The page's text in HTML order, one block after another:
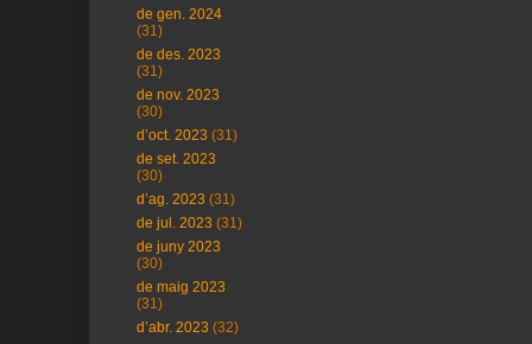
de gen. 2024
(31)
de des. 2023
(31)
de nov. 2023
(30)
d’oct. 2023 (31)
de set. 2023
(30)
d’ag. 2023 (31)
de jul. 2023 (31)
de juny 2023
(30)
de maig 2023
(31)
d’abr. 2023 (32)